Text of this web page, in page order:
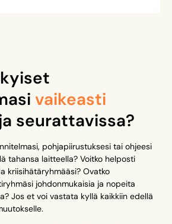
vaikeasti
seurattavissa?
pohjapiirustuksesi tai ohjeesi
tahansa laitteella? Voitko helposti
kriisihätäryhmääsi? Ovatko
johdonmukaisia ja nopeita
Jos et voi vastata kyllä kaikkiin edellä